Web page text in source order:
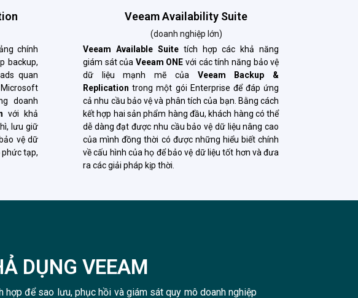
chính
backup,
quan
doanh
với khả
lưu giữ
vệ dữ
phức tạp,
Veeam Availability Suite
(doanh nghiệp lớn)
Veeam Available Suitetích hợp các khả năng
giám sát của Veeam ONE với các tính năng bảo vệ
dữ liệu mạnh mẽ của Veeam Backup &
Replication trong một gói Enterprise để đáp ứng
cả nhu cầu bảo vệ và phân tích của bạn. Bằng cách
kết hợp hai sản phẩm hàng đầu, khách hàng có thể
dễ dàng đạt được nhu cầu bảo vệ dữ liệu nâng cao
của mình đồng thời có được những hiểu biết chính
về cấu hình của họ để bảo vệ dữ liệu tốt hơn và đưa
ra các giải pháp kịp thời.
DỤNG VEEAM​​
hợp để sao lưu, phục hồi và giám sát quy mô doanh nghiệp